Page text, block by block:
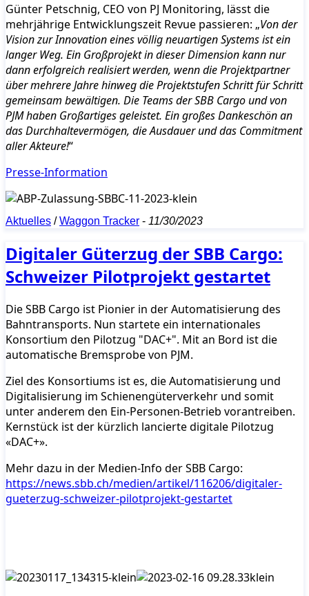
Günter Petschnig, CEO von PJ Monitoring, lässt die
mehrjährige Entwicklungszeit Revue passieren: „Von der
Vision zur Innovation eines völlig neuartigen Systems ist ein
langer Weg. Ein Großprojekt in dieser Dimension kann nur
dann erfolgreich realisiert werden, wenn die Projektpartner
über mehrere Jahre hinweg die Projektstufen Schritt für Schritt
gemeinsam bewältigen. Die Teams der SBB Cargo und von
PJM haben Großartiges geleistet. Ein großes Dankeschön an
das Durchhaltevermögen, die Ausdauer und das Commitment
aller Akteure!“
Presse-Information
Aktuelles /Waggon Tracker - 11/30/2023
Digitaler Güterzug der SBB Cargo:
Schweizer Pilotprojekt gestartet
Die SBB Cargo ist Pionier in der Automatisierung des
Bahntransports. Nun startete ein internationales
Konsortium den Pilotzug "DAC+". Mit an Bord ist die
automatische Bremsprobe von PJM.
Ziel des Konsortiums ist es, die Automatisierung und
Digitalisierung im Schienengüterverkehr und somit
unter anderem den Ein-Personen-Betrieb vorantreiben.
Kernstück ist der kürzlich lancierte digitale Pilotzug
«DAC+».
Mehr dazu in der Medien-Info der SBB Cargo:
https://news.sbb.ch/medien/artikel/116206/digitaler-
gueterzug-schweizer-pilotprojekt-gestartet